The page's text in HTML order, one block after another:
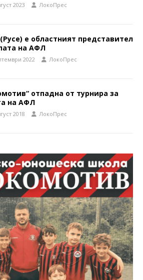
2023 ЛокоПрес
е областният представител
на АФЛ
2022 ЛокоПрес
отпадна от турнира за
на АФЛ
2018 ЛокоПрес